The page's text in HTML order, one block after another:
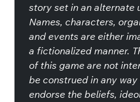
story set in an alternate
Names, characters,
and events are either
a fictionalized manner.
of this game are not
be construed in any
endorse the beliefs,